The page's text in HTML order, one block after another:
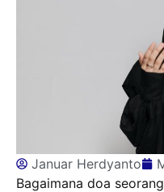
Januar Herdyanto
Bagaimana doa